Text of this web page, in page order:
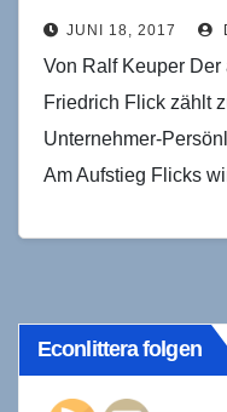
JUNI 18, 2017
Von Ralf Keuper
Friedrich Flick zählt
Unternehmer-
Am Aufstieg Flicks
Econlittera folgen